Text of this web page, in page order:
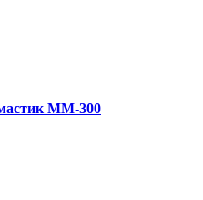
MM-300